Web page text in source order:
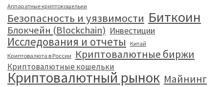
Аппаратные криптокошельки
Безопасность и уязвимости Биткоин
Блокчейн (Blockchain) Инвестиции
Исследования и отчеты
Китай
Криптовалюта в России
Криптовалютные биржи
Криптовалютные кошельки
Криптовалютный рынок Майнинг